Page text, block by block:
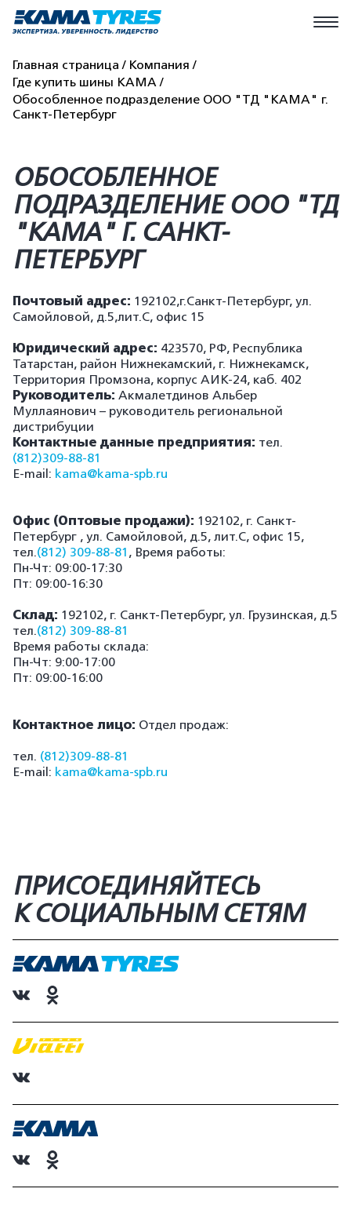
Главная страница
Компания
Где купить шины КАМА
Обособленное подразделение ООО "ТД "КАМА" г.
Санкт-Петербург
ОБОСОБЛЕННОЕ
ПОДРАЗДЕЛЕНИЕ ООО "ТД
"КАМА" Г. САНКТ-
ПЕТЕРБУРГ
Почтовый адрес: 192102,г.Санкт-Петербург, ул.
Самойловой, д.5,лит.С, офис 15
Юридический адрес: 423570, РФ, Республика
Татарстан, район Нижнекамский, г. Нижнекамск,
Территория Промзона, корпус АИК-24, каб. 402
Руководитель: Акмалетдинов Альбер
Муллаянович – руководитель региональной
дистрибуции
Контактные данные предприятия: тел.
(812)309-88-81
E-mail: kama@kama-spb.ru
Офис (Оптовые продажи): 192102, г. Санкт-
Петербург , ул. Самойловой, д.5, лит.С, офис 15,
тел.(812) 309-88-81 , Время работы:
Пн-Чт: 09:00-17:30
Пт: 09:00-16:30
Склад: 192102, г. Санкт-Петербург, ул. Грузинская, д.5
тел.(812) 309-88-81
Время работы склада:
Пн-Чт: 9:00-17:00
Пт: 09:00-16:00
Контактное лицо: Отдел продаж:
тел. (812)309-88-81
E-mail: kama@kama-spb.ru
ПРИСОЕДИНЯЙТЕСЬ
К СОЦИАЛЬНЫМ СЕТЯМ